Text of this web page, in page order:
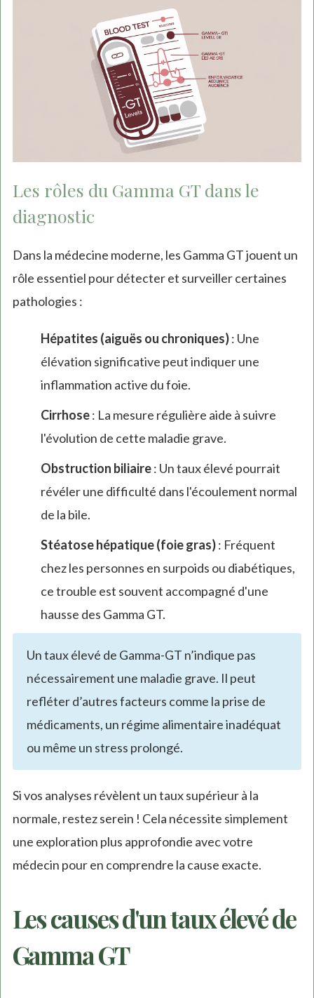
Les rôles du Gamma GT dans le
diagnostic
Dans la médecine moderne, les Gamma GT jouent un
rôle essentiel pour détecter et surveiller certaines
pathologies :
Hépatites (aiguës ou chroniques): Une
élévation significative peut indiquer une
inflammation active du foie.
Cirrhose: La mesure régulière aide à suivre
l'évolution de cette maladie grave.
Obstruction biliaire: Un taux élevé pourrait
révéler une difficulté dans l'écoulement normal
de la bile.
Stéatose hépatique (foie gras): Fréquent
chez les personnes en surpoids ou diabétiques,
ce trouble est souvent accompagné d'une
hausse des Gamma GT.
Un taux élevé de Gamma-GT n’indique pas
nécessairement une maladie grave. Il peut
refléter d’autres facteurs comme la prise de
médicaments, un régime alimentaire inadéquat
ou même un stress prolongé.
Si vos analyses révèlent un taux supérieur à la
normale, restez serein ! Cela nécessite simplement
une exploration plus approfondie avec votre
médecin pour en comprendre la cause exacte.
Les causes d'un taux élevé de
Gamma GT